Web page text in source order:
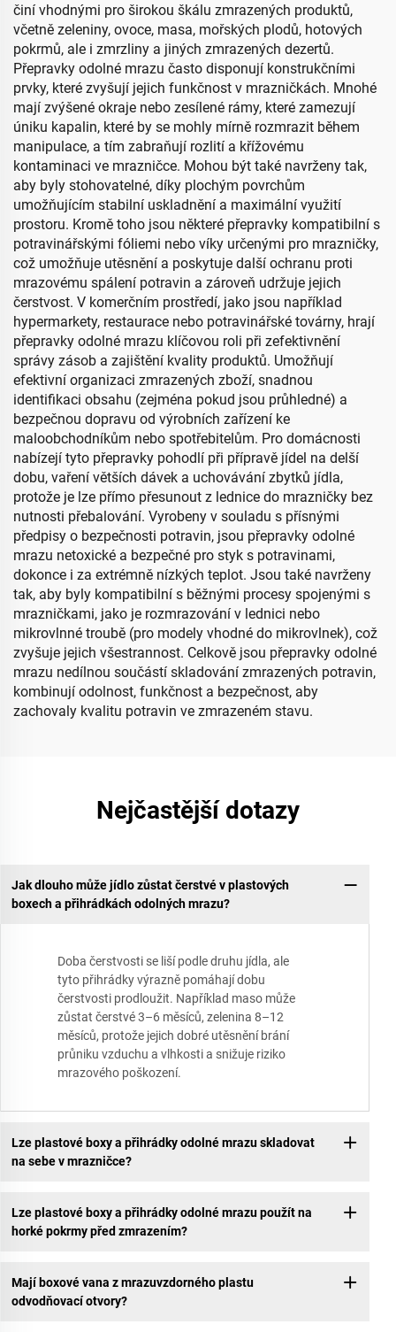
činí vhodnými pro širokou škálu zmrazených produktů,
včetně zeleniny, ovoce, masa, mořských plodů, hotových
pokrmů, ale i zmrzliny a jiných zmrazených dezertů.
Přepravky odolné mrazu často disponují konstrukčními
prvky, které zvyšují jejich funkčnost v mrazničkách. Mnohé
mají zvýšené okraje nebo zesílené rámy, které zamezují
úniku kapalin, které by se mohly mírně rozmrazit během
manipulace, a tím zabraňují rozlití a křížovému
kontaminaci ve mrazničce. Mohou být také navrženy tak,
aby byly stohovatelné, díky plochým povrchům
umožňujícím stabilní uskladnění a maximální využití
prostoru. Kromě toho jsou některé přepravky kompatibilní s
potravinářskými fóliemi nebo víky určenými pro mrazničky,
což umožňuje utěsnění a poskytuje další ochranu proti
mrazovému spálení potravin a zároveň udržuje jejich
čerstvost. V komerčním prostředí, jako jsou například
hypermarkety, restaurace nebo potravinářské továrny, hrají
přepravky odolné mrazu klíčovou roli při zefektivnění
správy zásob a zajištění kvality produktů. Umožňují
efektivní organizaci zmrazených zboží, snadnou
identifikaci obsahu (zejména pokud jsou průhledné) a
bezpečnou dopravu od výrobních zařízení ke
maloobchodníkům nebo spotřebitelům. Pro domácnosti
nabízejí tyto přepravky pohodlí při přípravě jídel na delší
dobu, vaření větších dávek a uchovávání zbytků jídla,
protože je lze přímo přesunout z lednice do mrazničky bez
nutnosti přebalování. Vyrobeny v souladu s přísnými
předpisy o bezpečnosti potravin, jsou přepravky odolné
mrazu netoxické a bezpečné pro styk s potravinami,
dokonce i za extrémně nízkých teplot. Jsou také navrženy
tak, aby byly kompatibilní s běžnými procesy spojenými s
mrazničkami, jako je rozmrazování v lednici nebo
mikrovlnné troubě (pro modely vhodné do mikrovlnek), což
zvyšuje jejich všestrannost. Celkově jsou přepravky odolné
mrazu nedílnou součástí skladování zmrazených potravin,
kombinují odolnost, funkčnost a bezpečnost, aby
zachovaly kvalitu potravin ve zmrazeném stavu.
Nejčastější dotazy
Jak dlouho může jídlo zůstat čerstvé v plastových
boxech a přihrádkách odolných mrazu?
Doba čerstvosti se liší podle druhu jídla, ale
tyto přihrádky výrazně pomáhají dobu
čerstvosti prodloužit. Například maso může
zůstat čerstvé 3–6 měsíců, zelenina 8–12
měsíců, protože jejich dobré utěsnění brání
průniku vzduchu a vlhkosti a snižuje riziko
mrazového poškození.
Lze plastové boxy a přihrádky odolné mrazu skladovat
na sebe v mrazničce?
Lze plastové boxy a přihrádky odolné mrazu použít na
horké pokrmy před zmrazením?
Mají boxové vana z mrazuvzdorného plastu
odvodňovací otvory?